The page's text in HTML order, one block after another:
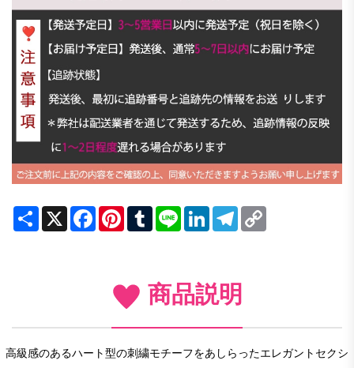
Share X FacebookPinterestTumblrLine LinkedInTelegram
商品説明
高級感のあるハート型の刺繍モチーフをあしらったエレガントセクシ